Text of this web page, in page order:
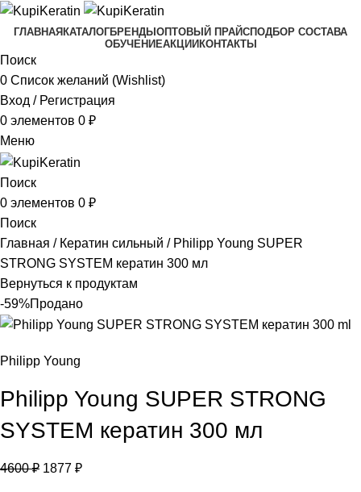
ГЛАВНАЯ КАТАЛОГБРЕНДЫ ОПТОВЫЙ ПРАЙСПОДБОР СОСТАВА
ОБУЧЕНИЕАКЦИИ КОНТАКТЫ
Поиск
0 Список желаний (Wishlist)
Вход / Регистрация
0 элементов 0 ₽
Меню
Поиск
0 элементов 0 ₽
Поиск
Главная
Кератин сильный
Philipp Young SUPER
STRONG SYSTEM кератин 300 мл
Вернуться к продуктам
-59%Продано
Philipp Young
Philipp Young SUPER STRONG
SYSTEM кератин 300 мл
4600₽ 1877 ₽